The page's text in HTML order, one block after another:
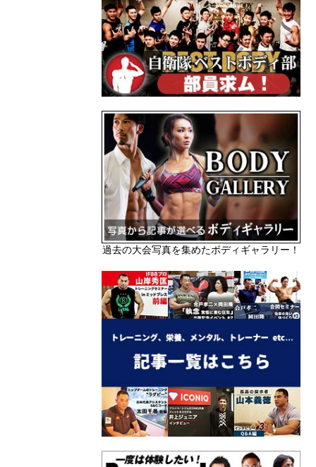
過去の大会写真を集めたボディギャラリー！